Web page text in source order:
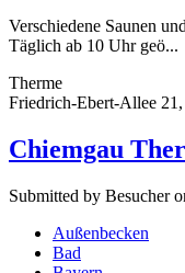
Verschiedene Saunen
Täglich ab 10 Uhr geö...
Therme
Friedrich-Ebert-Allee
Chiemgau
Submitted by Besucher
Außenbecken
Bad